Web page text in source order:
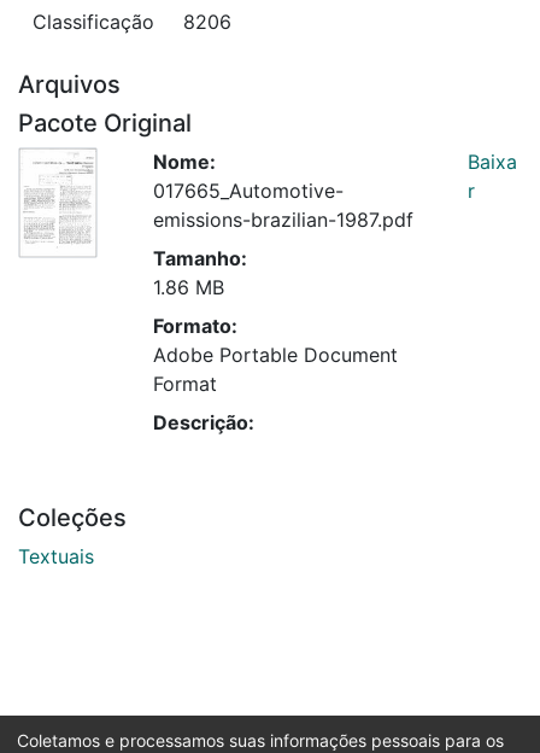
Classificação 8206
Arquivos
Pacote Original
Nome:
017665_Automotive-
emissions-brazilian-1987.pdf
Tamanho:
1.86 MB
Formato:
Adobe Portable Document
Format
Descrição:
Baixa
r
Coleções
Textuais
Coletamos e processamos suas informações pessoais para os